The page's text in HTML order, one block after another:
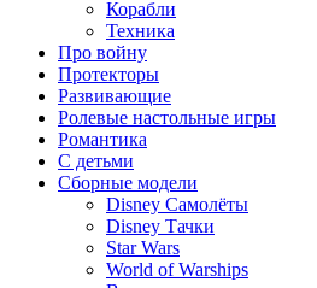
Корабли
Техника
Про войну
Протекторы
Развивающие
Ролевые настольные игры
Романтика
С детьми
Сборные модели
Disney Самолёты
Disney Тачки
Star Wars
World of Warships